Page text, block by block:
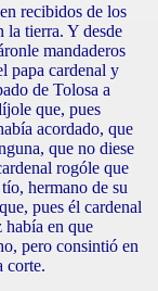
recibidos de los
la tierra. Y desde
mandaderos
papa cardenal y
de Tolosa a
que, pues
acordado, que
que no diese
rogóle que
hermano de su
pues él cardenal
había en que
pero consintió en
corte.